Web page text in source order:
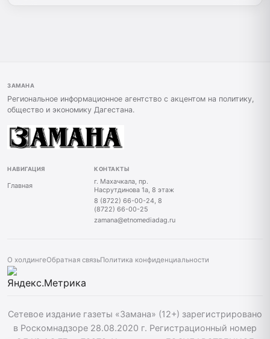
ЗАМАНА
Региональное информационное агентство с акцентом на политику,
общество и экономику Дагестана.
НАВИГАЦИЯ
Главная
КОНТАКТЫ
г. Махачкала, пр.
Насрутдинова 1а, 8 этаж
8 (8722) 66-00-24, 8
(8722) 66-00-25
zamana@etnomediadag.ru
О холдингеОбратная связьПолитика конфиденциальности
Сетевое издание газеты «Замана» (12+) зарегистрировано
в Роскомнадзоре 28.08.2020 г. Регистрационный номер